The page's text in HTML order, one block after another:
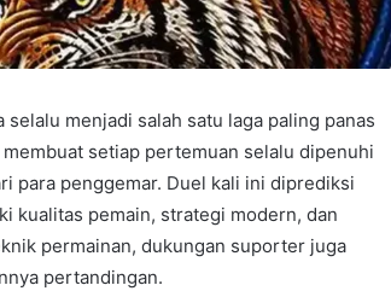
menjadi salah satu laga paling panas
setiap pertemuan selalu dipenuhi
para penggemar. Duel kali ini diprediksi
kualitas pemain, strategi modern, dan
permainan, dukungan suporter juga
pertandingan.